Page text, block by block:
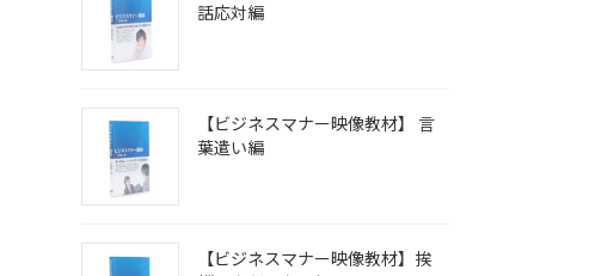
話応対編
【ビジネスマナー映像教材】 言
葉遣い編
【ビジネスマナー映像教材】挨